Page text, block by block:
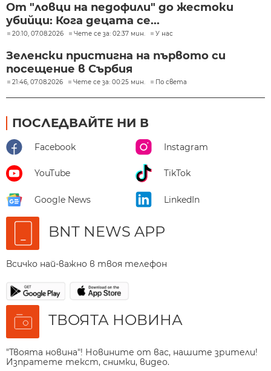
От "ловци на педофили" до жестоки
убийци: Кога децата се...
20:10, 07.08.2026 Чете се за: 02:37 мин. У нас
Зеленски пристигна на първото си
посещение в Сърбия
21:46, 07.08.2026 Чете се за: 00:25 мин. По света
ПОСЛЕДВАЙТЕ НИ В
Facebook Instagram
YouTube TikTok
Google News LinkedIn
BNT NEWS APP
Всичко най-важно в твоя телефон
ТВОЯТА НОВИНА
"Твоята новина"! Новините от вас, нашите зрители!
Изпратете текст, снимки, видео.